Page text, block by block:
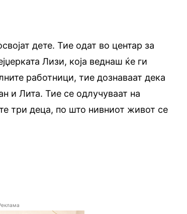
дете. Тие одат во центар за
Лизи, која веднаш ќе ги
работници, тие дознаваат дека
и Лита. Тие се одлучуваат на
три деца, по што нивниот живот се